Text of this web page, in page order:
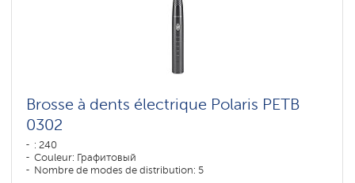
Brosse à dents électrique Polaris PETB
0302
: 240
Couleur: Графитовый
Nombre de modes de distribution: 5